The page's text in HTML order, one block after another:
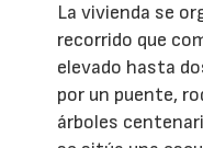
La vivienda se
recorrido que
elevado hasta
por un puente,
árboles